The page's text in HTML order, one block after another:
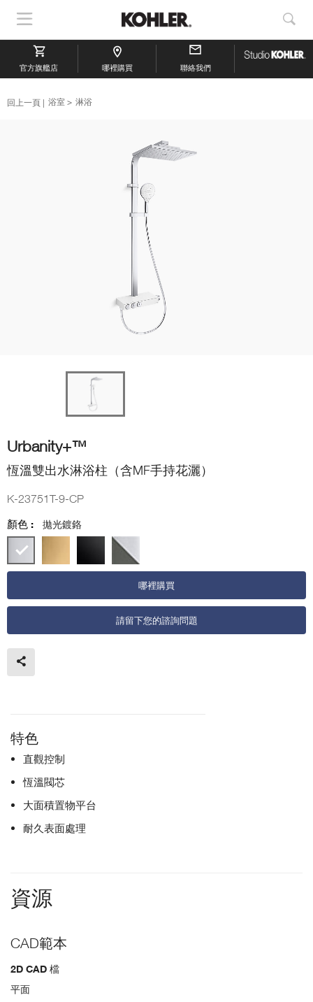
顯
示
導
航
顯
示
搜
官方旗艦店 哪裡購買 聯絡我們
回上一頁 浴室 淋浴
Urbanity+™
恆溫雙出水淋浴柱（含MF手持花灑）
K-23751T-9-CP
顏色 :
拋光鍍鉻
哪裡購買
請留下您的諮詢問題
特色
直觀控制
恆溫閥芯
大面積置物平台
耐久表面處理
資源
CAD範本
2D CAD 檔
平面